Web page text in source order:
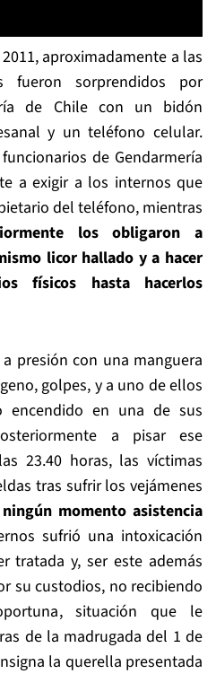
aproximadamente a las
fueron sorprendidos por
de Chile con un bidón
y un teléfono celular.
de Gendarmería
a exigir a los internos que
del teléfono, mientras
los obligaron a
licor hallado y a hacer
físicos hasta hacerlos
presión con una manguera
golpes, y a uno de ellos
en una de sus
a pisar ese
23.40 horas, las víctimas
tras sufrir los vejámenes
momento asistencia
sufrió una intoxicación
tratada y, ser este además
su custodios, no recibiendo
situación que le
de la madrugada del 1 de
la querella presentada